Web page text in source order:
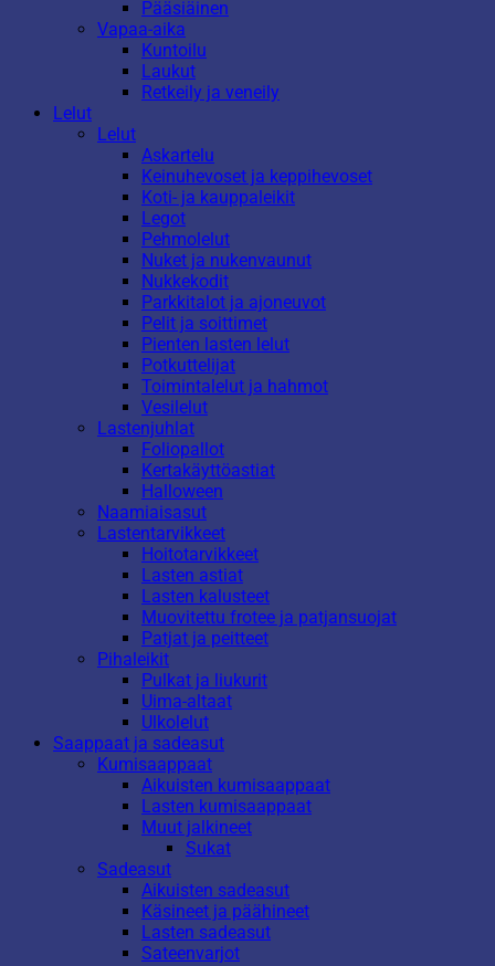
Pääsiäinen
Vapaa-aika
Kuntoilu
Laukut
Retkeily ja veneily
Lelut
Lelut
Askartelu
Keinuhevoset ja keppihevoset
Koti- ja kauppaleikit
Legot
Pehmolelut
Nuket ja nukenvaunut
Nukkekodit
Parkkitalot ja ajoneuvot
Pelit ja soittimet
Pienten lasten lelut
Potkuttelijat
Toimintalelut ja hahmot
Vesilelut
Lastenjuhlat
Foliopallot
Kertakäyttöastiat
Halloween
Naamiaisasut
Lastentarvikkeet
Hoitotarvikkeet
Lasten astiat
Lasten kalusteet
Muovitettu frotee ja patjansuojat
Patjat ja peitteet
Pihaleikit
Pulkat ja liukurit
Uima-altaat
Ulkolelut
Saappaat ja sadeasut
Kumisaappaat
Aikuisten kumisaappaat
Lasten kumisaappaat
Muut jalkineet
Sukat
Sadeasut
Aikuisten sadeasut
Käsineet ja päähineet
Lasten sadeasut
Sateenvarjot